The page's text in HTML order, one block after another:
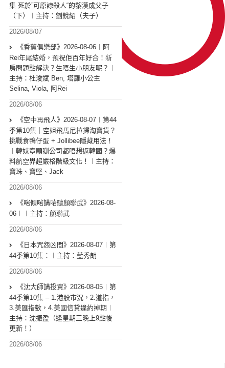
集 死於”可原諒殺人“的黎漢成父子
（下）︱主持：劉銳紹（夫子）
2026/08/07
《香蕉俱樂部》2026-08-06︱阿
Rei年尾結婚，預祝佢百年好合！新
房問題點解決？生唔生小朋友呢？︱
主持：杜浚斌 Ben, 塔羅小公主
Selina, Viola, 阿Rei
2026/08/06
《空中再飛人》2026-08-07︱第44
季第10集｜空姐飛馬尼拉掃淘寶貨？
挑戰食鴨仔蛋 + Jollibee隱藏用法！
︱韓妹寧願瞓公司都唔想返韓國？爆
料航空界超嚴格階級文化！︱主持：
寶珠、寶堅、Jack
2026/08/06
《啱傾啱講啱聽顏聯武》2026-08-
06︱︱主持：顏聯武
2026/08/06
《日本咒怨凶間》2026-08-07︱第
44季第10集：︱主持：藍秀朗
2026/08/06
《沈大師講投資》2026-08-05︱第
44季第10集 – 1.港股市況，2.道指，
3.美匯指數，4.美國信貸違約掉期︱
主持：沈振盈（逢星期三晚上9點後
更新！）
2026/08/06